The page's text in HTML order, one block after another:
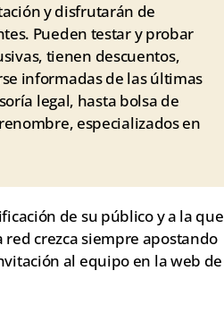
y disfrutarán de
Pueden testar y probar
tienen descuentos,
informadas de las últimas
legal, hasta bolsa de
especializados en
de su público y a la que
crezca siempre apostando
al equipo en la web de